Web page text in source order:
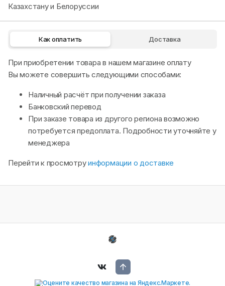
Казахстану и Белоруссии
Как оплатить Доставка
При приобретении товара в нашем магазине оплату
Вы можете совершить следующими способами:
Наличный расчёт при получении заказа
Банковский перевод
При заказе товара из другого региона возможно
потребуется предоплата. Подробности уточняйте у
менеджера
Перейти к просмотруинформации о доставке